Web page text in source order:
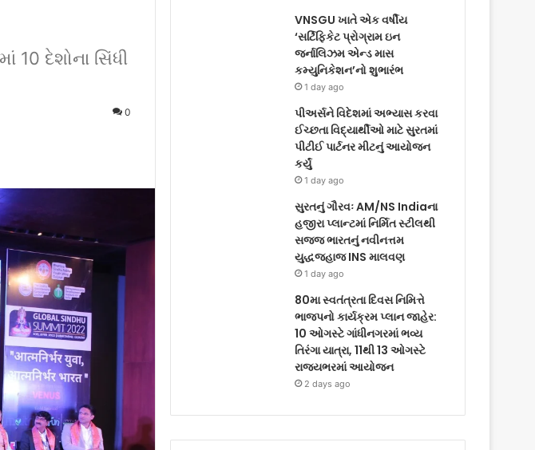
10 દેશોના સિંધી
0
VNSGU ખાતે એક વર્ષીય
‘સર્ટિફિકેટ પ્રોગ્રામ ઇન
જર્નાલિઝમ એન્ડ માસ
કમ્યુનિકેશન’નો શુભારંભ
1 day ago
પીઅર્સને વિદેશમાં અભ્યાસ કરવા
ઈચ્છતા વિદ્યાર્થીઓ માટે સુરતમાં
પીટીઈ પાર્ટનર મીટનું આયોજન
કર્યું
1 day ago
સુરતનું ગૌરવઃ AM/NS Indiaના
હજીરા પ્લાન્ટમાં નિર્મિત સ્ટીલથી
સજ્જ ભારતનું નવીનત્તમ
યુદ્ધજહાજ INS માલવણ
1 day ago
80મા સ્વતંત્રતા દિવસ નિમિત્તે
ભાજપનો કાર્યક્રમ પ્લાન જાહેર:
10 ઓગસ્ટે ગાંધીનગરમાં ભવ્ય
તિરંગા યાત્રા, 11થી 13 ઓગસ્ટે
રાજ્યભરમાં આયોજન
2 days ago